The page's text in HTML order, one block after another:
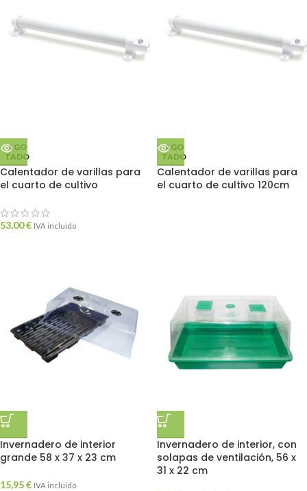
AGO
TADO
Calentador de varillas para
el cuarto de cultivo
53,00€ IVA incluido
AGO
TADO
Calentador de varillas para
el cuarto de cultivo 120cm
Invernadero de interior
grande 58 x 37 x 23 cm
15,95€ IVA incluido
Invernadero de interior, con
solapas de ventilación, 56 x
31 x 22 cm